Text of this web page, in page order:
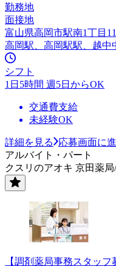
勤務地
面接地
富山県高岡市駅南1丁目
高岡駅、高岡駅駅、越中
シフト
1日5時間 週5日からOK
交通費支給
未経験OK
詳細を見る
応募画面に
アルバイト・パート
クスリのアオキ 京田薬
【調剤薬局事務スタッ